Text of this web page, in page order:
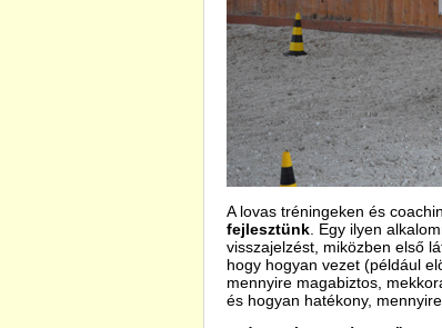
A lovas tréningeken és
fejlesztünk. Egy ilyen
visszajelzést, miközben első
hogy hogyan vezet (például
mennyire magabiztos,
és hogyan hatékony,